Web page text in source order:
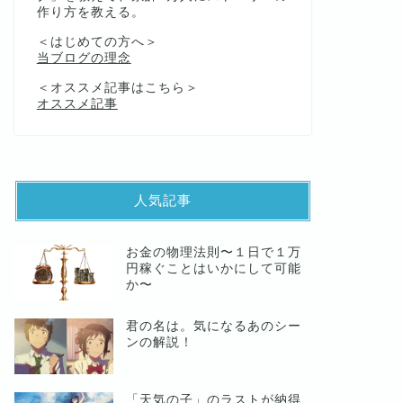
作り方を教える。
＜はじめての方へ＞
当ブログの理念
＜オススメ記事はこちら＞
オススメ記事
人気記事
お金の物理法則〜１日で１万
円稼ぐことはいかにして可能
か〜
君の名は。気になるあのシー
ンの解説！
「天気の子」のラストが納得